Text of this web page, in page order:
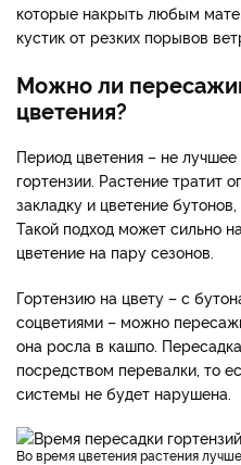
которые накрыть любым
кустик от резких порывов
Можно ли
цветения?
Период цветения – не
гортензии. Растение тратит
закладку и цветение
Такой подход может сильно
цветение на пару сезонов.
Гортензию на цвету – с
соцветиями – можно
она росла в кашпо.
посредством перевалки, то
системы не будет нарушена.
Во время цветения растения